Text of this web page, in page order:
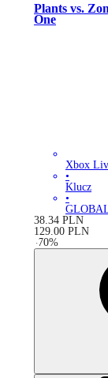
Plants vs.
One
Xbox
•
Klucz
•
38.34 PLN
129.00 PLN
-70%